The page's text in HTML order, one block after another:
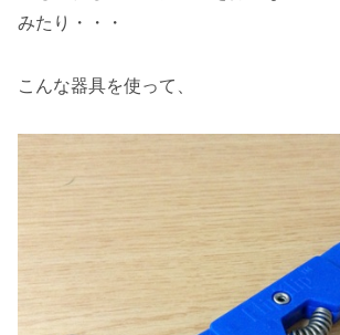
みたり・・・
こんな器具を使って、